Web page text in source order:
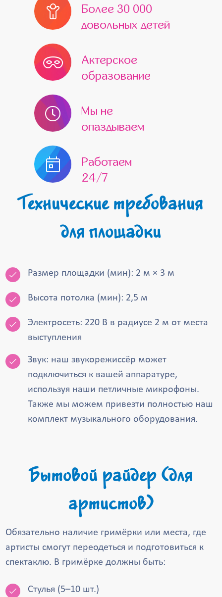
Более 30 000
довольных детей
Актерское
образование
Мы не
опаздываем
Работаем
24/7
Технические требования
для площадки
Размер площадки (мин): 2 м × 3 м
Высота потолка (мин): 2,5 м
Электросеть: 220 В в радиусе 2 м от места
выступления
Звук: наш звукорежиссёр может
подключиться к вашей аппаратуре,
используя наши петличные микрофоны.
Также мы можем привезти полностью наш
комплект музыкального оборудования.
Бытовой райдер (для
артистов)
Обязательно наличие гримёрки или места, где
артисты смогут переодеться и подготовиться к
спектаклю. В гримёрке должны быть:
Стулья (5–10 шт.)